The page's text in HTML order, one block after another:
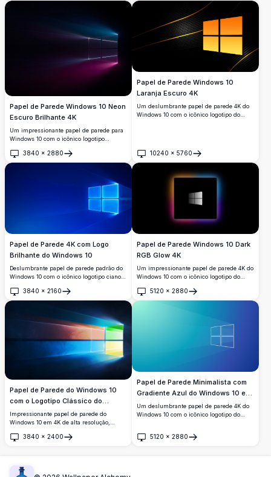
Windows no final de um túnel de
escuro profundo. Perfeito para
personalização de desktop em
impressionante resolução 4K.
Papel de Parede Windows 10 Neon
Escuro Brilhante 4K
Um impressionante papel de parede para
Windows 10 com o icônico logotipo
rosa brilhantes sobre um fundo preto
profundo, proporcionando uma
3840 × 2880
Abrir
Papel de Parede Windows 10
Laranja Escuro 4K
Um deslumbrante papel de parede 4K do
Windows 10 com o icônico logotipo do
e traços metálicos.
10240 × 5760
Abrir
Papel de Parede 4K com Logo
Brilhante do Windows 10
Deslumbrante papel de parede padrão do
Windows 10 com o icônico logotipo ciano
azul royal profundo. Perfeito papel de
parede de desktop em alta resolução 4K
com raios de luz dinâmicos e design
3840 × 2160
Abrir
Papel de Parede Windows 10 Dark
RGB Glow 4K
Um impressionante papel de parede 4K do
Windows 10 com o icônico logotipo do
fundo preto, cercado por um vibrante
gradiente de cores RGB com tons de
5120 × 2880
Abrir
Papel de Parede do Windows 10
com o Logotipo Clássico do
Windows 7
Impressionante papel de parede do
Windows 10 em 4K de alta resolução,
cores do Windows 7 com painéis vibrantes
3840 × 2400
Abrir
Papel de Parede Minimalista com
Gradiente Azul do Windows 10 em
4K
Um deslumbrante papel de parede 4K do
Windows 10 com o icônico logotipo do
com sutis efeitos de raios de luz, perfeito
5120 × 2880
Abrir